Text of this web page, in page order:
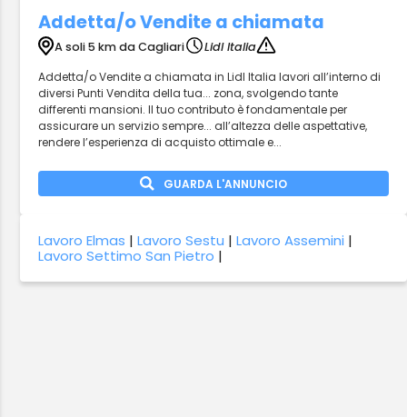
Addetta/o Vendite a chiamata
A soli 5 km da Cagliari
Lidl Italia
Addetta/o Vendite a chiamata in Lidl Italia lavori all’interno di
diversi Punti Vendita della tua... zona, svolgendo tante
differenti mansioni. Il tuo contributo è fondamentale per
assicurare un servizio sempre... all’altezza delle aspettative,
rendere l’esperienza di acquisto ottimale e...
GUARDA L'ANNUNCIO
Lavoro Elmas |Lavoro Sestu |Lavoro Assemini |
Lavoro Settimo San Pietro |